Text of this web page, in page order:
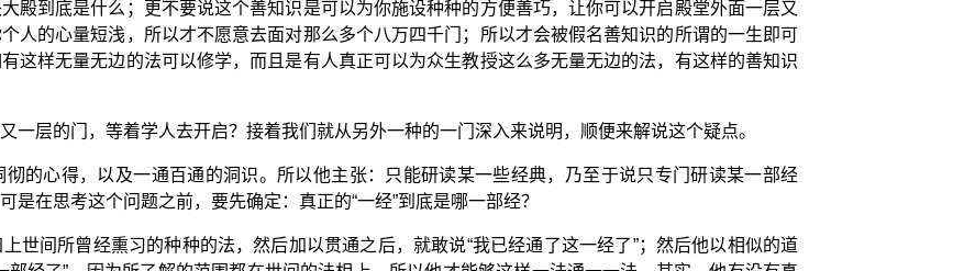
殿到底是什么；更不要说这个善知识是可以为你施设种种的方便善巧，让你可以开启殿堂外面一层又
人的心量短浅，所以才不愿意去面对那么多个八万四千门；所以才会被假名善知识的所谓的一生即可
这样无量无边的法可以修学，而且是有人真正可以为众生教授这么多无量无边的法，有这样的善知识
一层的门，等着学人去开启？接着我们就从另外一种的一门深入来说明，顺便来解说这个疑点。
的心得，以及一通百通的洞识。所以他主张：只能研读某一些经典，乃至于说只专门研读某一部经
在思考这个问题之前，要先确定：真正的“一经”到底是哪一部经？
世间所曾经熏习的种种的法，然后加以贯通之后，就敢说“我已经通了这一经了”；然后他以相似的道